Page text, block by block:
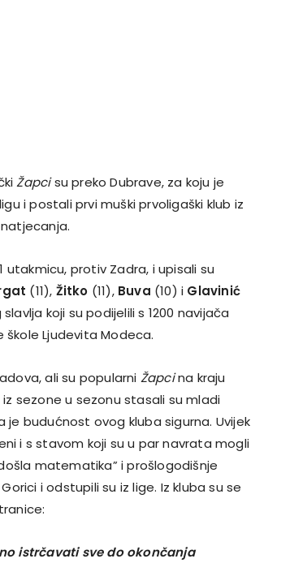
Žapcisu preko Dubrave, za koju je
i postali prvi muški prvoligaški klub iz
utakmicu, protiv Zadra, i upisali su
(11), Žitko (11), Buva (10) i Glavinić
koji su podijelili s 1200 navijača
škole Ljudevita Modeca.
ali su popularni Žapcina kraju
sezone u sezonu stasali su mladi
budućnost ovog kluba sigurna. Uvijek
i s stavom koji su u par navrata mogli
matematika” i prošlogodišnje
i odstupili su iz lige. Iz kluba su se
istrčavati sve do okončanja